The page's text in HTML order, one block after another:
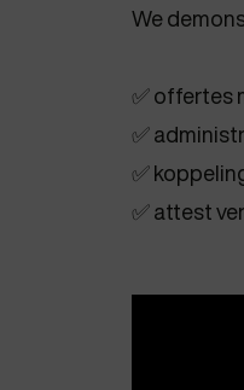
We
✅ offertes
✅
✅
✅ attest